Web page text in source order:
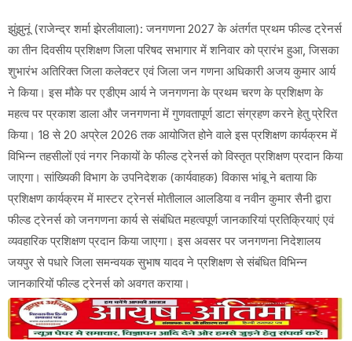
झुंझुनूं (राजेन्द्र शर्मा झेरलीवाला): जनगणना 2027 के अंतर्गत प्रथम फील्ड ट्रेनर्स
का तीन दिवसीय प्रशिक्षण जिला परिषद सभागार में शनिवार को प्रारंभ हुआ, जिसका
शुभारंभ अतिरिक्त जिला कलेक्टर एवं जिला जन गणना अधिकारी अजय कुमार आर्य
ने किया। इस मौके पर एडीएम आर्य ने जनगणना के प्रथम चरण के प्रशिक्षण के
महत्व पर प्रकाश डाला और जनगणना में गुणवतापूर्ण डाटा संग्रहण करने हेतु प्रेरित
किया। 18 से 20 अप्रेल 2026 तक आयोजित होने वाले इस प्रशिक्षण कार्यक्रम में
विभिन्न तहसीलों एवं नगर निकायों के फील्ड ट्रेनर्स को विस्तृत प्रशिक्षण प्रदान किया
जाएगा। सांख्यिकी विभाग के उपनिदेशक (कार्यवाहक) विकास भांबू ने बताया कि
प्रशिक्षण कार्यक्रम में मास्टर ट्रेनर्स मोतीलाल आलडिया व नवीन कुमार सैनी द्वारा
फील्ड ट्रेनर्स को जनगणना कार्य से संबंधित महत्वपूर्ण जानकारियां प्रतिक्रियाएं एवं
व्यवहारिक प्रशिक्षण प्रदान किया जाएगा। इस अवसर पर जनगणना निदेशालय
जयपुर से पधारे जिला समन्वयक सुभाष यादव ने प्रशिक्षण से संबंधित विभिन्न
जानकारियों फील्ड ट्रेनर्स को अवगत कराया।